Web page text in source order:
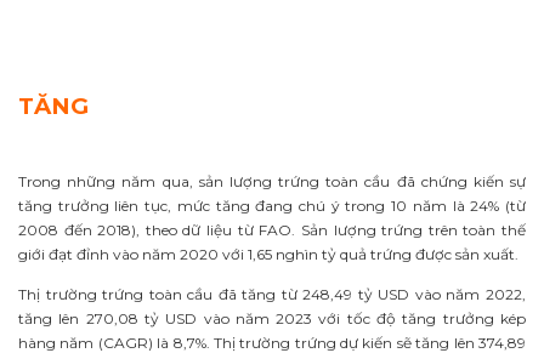
TĂNG
Trong những năm qua, sản lượng trứng toàn cầu đã chứng kiến sự
tăng trưởng liên tục, mức tăng đang chú ý trong 10 năm là 24% (từ
2008 đến 2018), theo dữ liệu từ FAO. Sản lượng trứng trên toàn thế
giới đạt đỉnh vào năm 2020 với 1,65 nghìn tỷ quả trứng được sản xuất.
Thị trường trứng toàn cầu đã tăng từ 248,49 tỷ USD vào năm 2022,
tăng lên 270,08 tỷ USD vào năm 2023 với tốc độ tăng trưởng kép
hàng năm (CAGR) là 8,7%. Thị trường trứng dự kiến ​​sẽ tăng lên 374,89